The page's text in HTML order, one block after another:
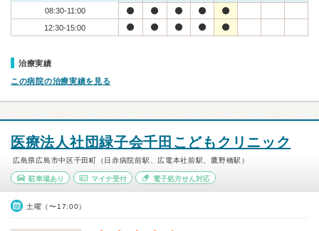
08:30-11:00
12:30-15:00
治療実績
この病院の治療実績を見る
医療法人社団緑子会千田こどもクリニック
広島県広島市中区千田町（日赤病院前駅、広電本社前駅、鷹野橋駅）
駐車場あり マイナ受付 電子処方せん対応
土曜（〜17:00）